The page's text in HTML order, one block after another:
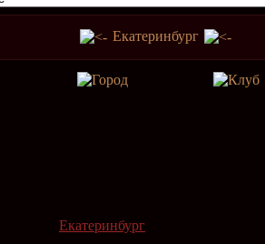
Екатеринбург
Екатеринбург